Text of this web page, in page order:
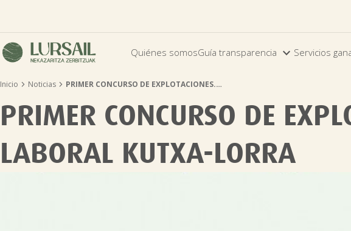
Quiénes somosGuía transparencia  Servicios
Inicio  Noticias  PRIMER CONCURSO DE EXPLOTACIONES.…
PRIMER CONCURSO DE
LABORAL KUTXA-LORRA